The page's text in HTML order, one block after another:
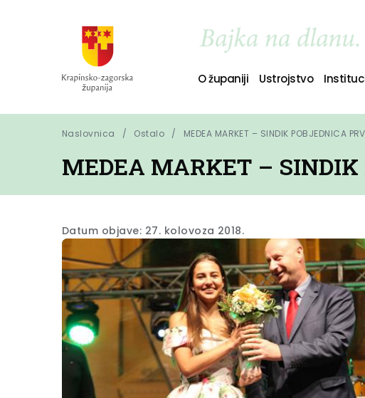
O županiji Ustrojstvo
Naslovnica Ostalo MEDEA MARKET – SINDIK POBJEDNICA
MEDEA MARKET – SINDIK
Datum objave: 27. kolovoza 2018.